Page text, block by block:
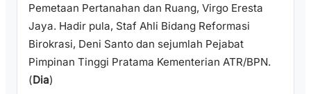
Pemetaan Pertanahan dan Ruang, Virgo Eresta
Jaya. Hadir pula, Staf Ahli Bidang Reformasi
Birokrasi, Deni Santo dan sejumlah Pejabat
Pimpinan Tinggi Pratama Kementerian ATR/BPN.
(Dia)